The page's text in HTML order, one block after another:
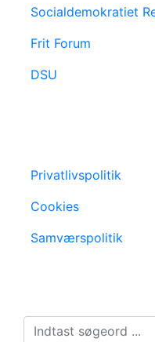
Socialdemokratiet
Frit Forum
DSU
Privatlivspolitik
Cookies
Samværspolitik